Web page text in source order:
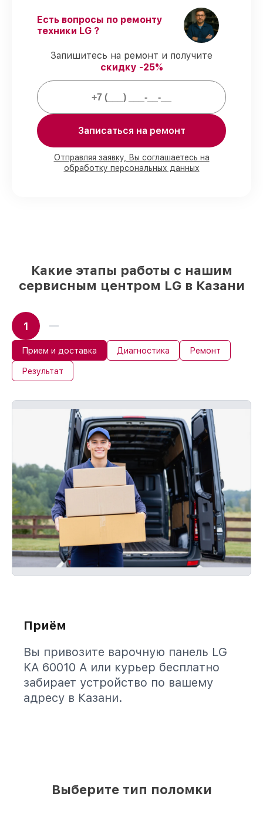
Соблюдение сроков обслуживания
соблюдаем сроки восстановления
варочной панели KA 60010 A,
Подтвержденная гарантия– все
работы по обслуживанию проводятся с
официальной гарантией.
Мы гарантируем:
80%работ под контролем клиента
90%комплектующих для варочных
панелей на складе или доступны для
Есть вопросы по ремонту
техники LG ?
Запишитесь на ремонт и получите
скидку -25%
Записаться на ремонт
Отправляя заявку, Вы соглашаетесь на
обработку персональных данных
Какие этапы работы с нашим
сервисным центром LG в Казани
1
Прием и доставка Диагностика Ремонт
Результат
Приём
Вы привозите варочную панель LG
KA 60010 A или курьер бесплатно
забирает устройство по вашему
адресу в Казани.
Выберите тип поломки